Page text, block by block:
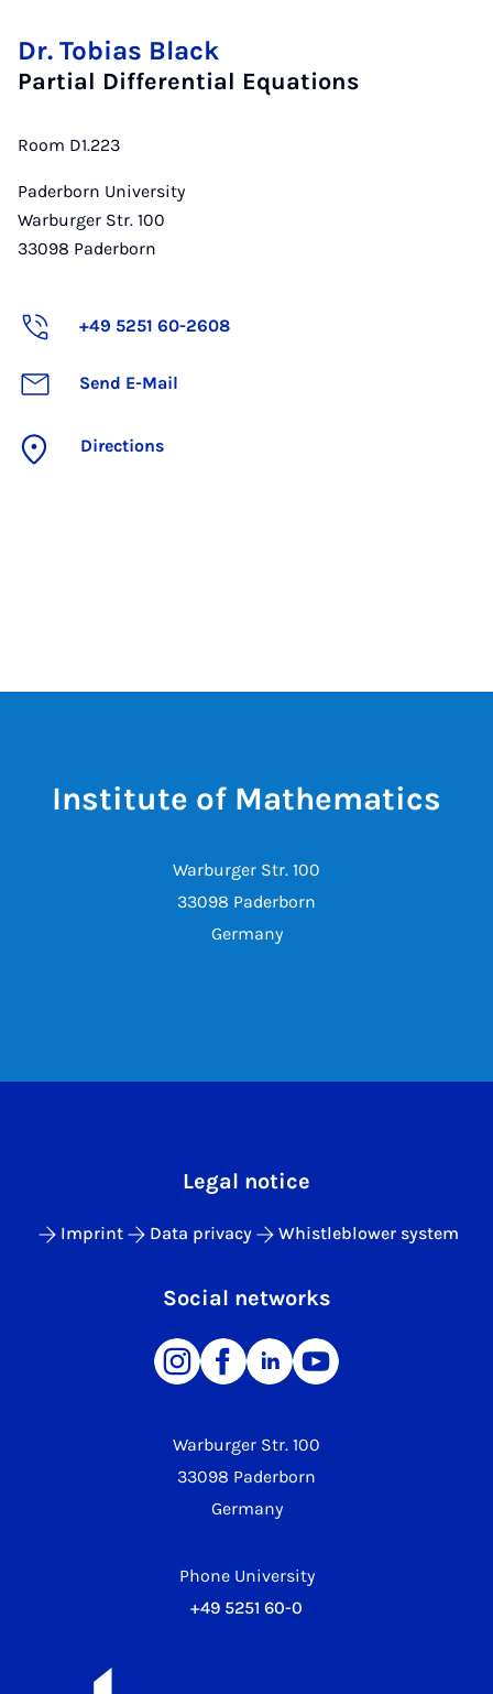
Dr. Tobias Black
Partial Differential Equations
Room D1.223
Paderborn University
Warburger Str. 100
33098 Paderborn
+49 5251 60-2608
Send E-Mail
Directions
Institute of Mathematics
Warburger Str. 100
33098 Paderborn
Germany
Warburger Str. 100
33098 Paderborn
Germany
Phone University
+49 5251 60-0
Legal notice
Imprint Data privacy Whistleblower system
Social networks